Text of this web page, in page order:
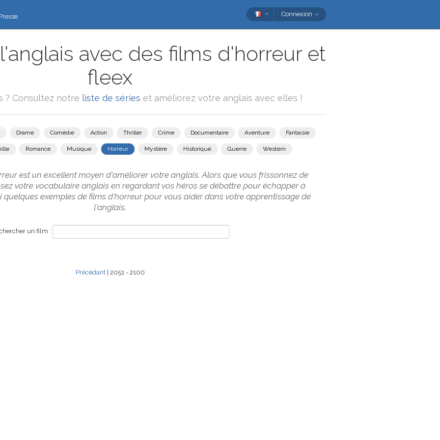
Connexion
avec des films d'horreur et
fleex
? Consultez notre liste de séries et améliorez votre anglais avec elles !
Drame Comédie Action Thriller Crime Documentaire Aventure Fantaisie
Romance Musique Horreur Mystère Historique Guerre Western
est un excellent moyen d'améliorer votre anglais. Alors que vous frissonnez de
votre vocabulaire anglais en regardant vos héros se débattre pour échapper à
quelques exemples de films d'horreur pour vous aider dans votre apprentissage de
l'anglais.
un film :
Précédant| 2051 - 2100